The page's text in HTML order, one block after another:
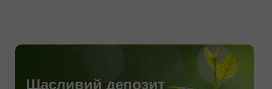
Щасливий депозит